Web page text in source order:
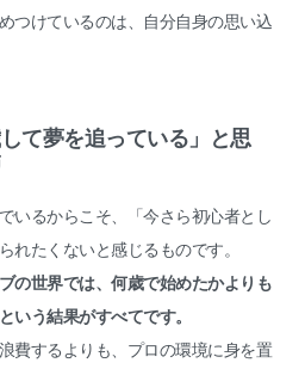
つけているのは、自分自身の思い込
て夢を追っている」と思
いるからこそ、「今さら初心者とし
れたくないと感じるものです。
の世界では、何歳で始めたかよりも
いう結果がすべてです。
費するよりも、プロの環境に身を置